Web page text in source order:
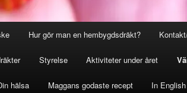
Hur gör man en hembygdsdräkt?
Styrelse Aktiviteter under året
hälsa Maggans godaste recept In English